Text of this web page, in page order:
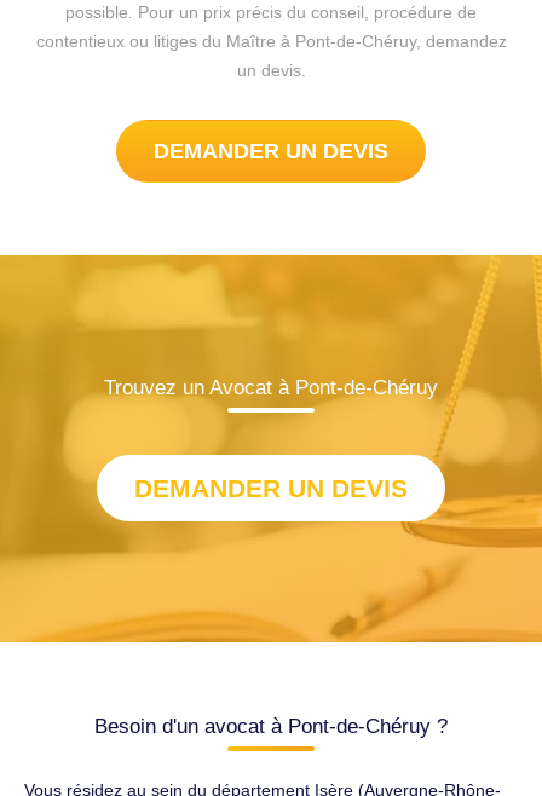
possible. Pour un prix précis du conseil, procédure de
contentieux ou litiges du Maître à Pont-de-Chéruy, demandez
un devis.
DEMANDER UN DEVIS
Trouvez un Avocat à Pont-de-Chéruy
DEMANDER UN DEVIS
Besoin d'un avocat à Pont-de-Chéruy ?
Vous résidez au sein du département Isère (Auvergne-Rhône-